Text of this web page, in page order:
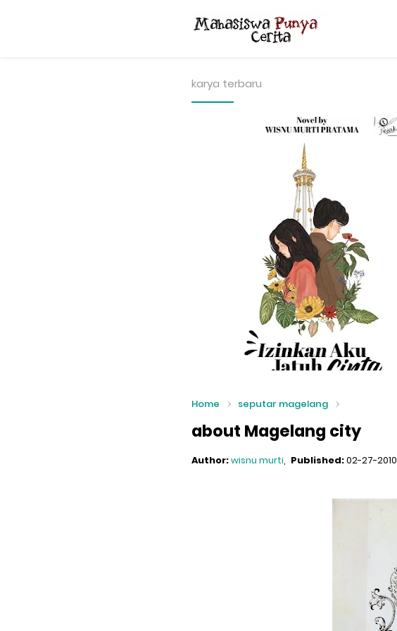
karya terbaru
Home seputar magelang
about Magelang city
Author:wisnu murti Published:02-27-2010